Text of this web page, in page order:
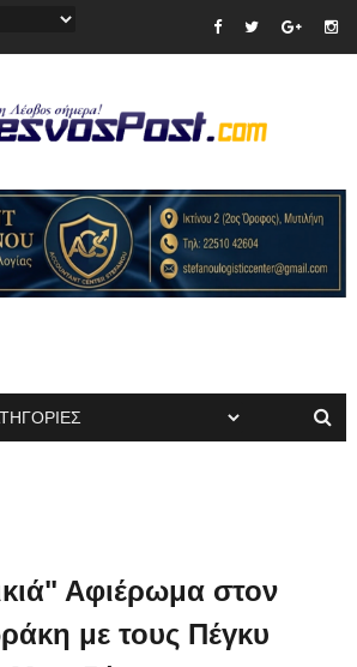
Αφιέρωμα στον
με τους Πέγκυ